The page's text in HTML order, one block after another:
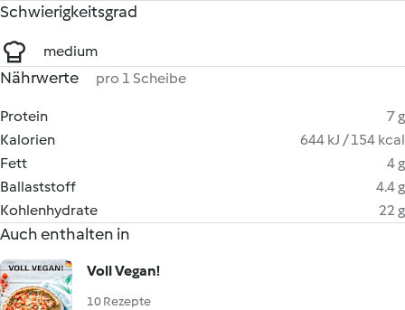
Schwierigkeitsgrad
medium
Nährwerte pro 1 Scheibe
Protein
7 g
Kalorien
644 kJ / 154 kcal
Fett
4 g
Ballaststoff
4.4 g
Kohlenhydrate
22 g
Auch enthalten in
Voll Vegan!
10 Rezepte